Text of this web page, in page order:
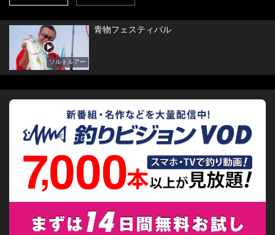
ソルトルアー
青物フェスティバル